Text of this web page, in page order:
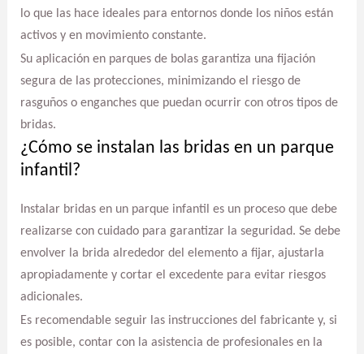
lo que las hace ideales para entornos donde los niños están
activos y en movimiento constante.
Su aplicación en parques de bolas garantiza una fijación
segura de las protecciones, minimizando el riesgo de
rasguños o enganches que puedan ocurrir con otros tipos de
bridas.
¿Cómo se instalan las bridas en un parque
infantil?
Instalar bridas en un parque infantil es un proceso que debe
realizarse con cuidado para garantizar la seguridad. Se debe
envolver la brida alrededor del elemento a fijar, ajustarla
apropiadamente y cortar el excedente para evitar riesgos
adicionales.
Es recomendable seguir las instrucciones del fabricante y, si
es posible, contar con la asistencia de profesionales en la